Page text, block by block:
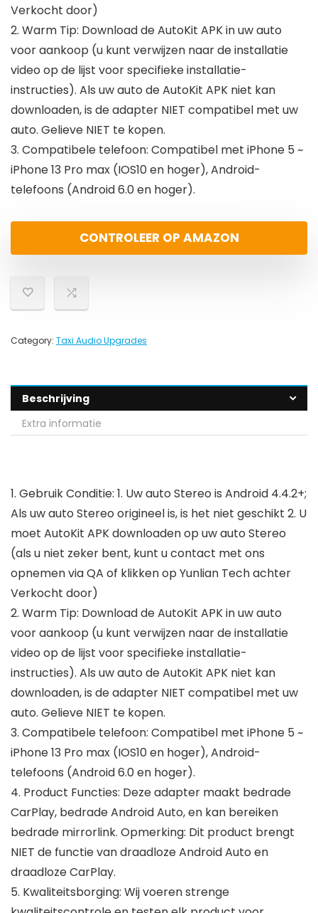
Verkocht door)
2. Warm Tip: Download de AutoKit APK in uw auto
voor aankoop (u kunt verwijzen naar de installatie
video op de lijst voor specifieke installatie-
instructies). Als uw auto de AutoKit APK niet kan
downloaden, is de adapter NIET compatibel met uw
auto. Gelieve NIET te kopen.
3. Compatibele telefoon: Compatibel met iPhone 5 ~
iPhone 13 Pro max (IOS10 en hoger), Android-
telefoons (Android 6.0 en hoger).
CONTROLEER OP AMAZON
Category: Taxi Audio Upgrades
Beschrijving
Extra informatie
1. Gebruik Conditie: 1. Uw auto Stereo is Android 4.4.2+;
Als uw auto Stereo origineel is, is het niet geschikt 2. U
moet AutoKit APK downloaden op uw auto Stereo
(als u niet zeker bent, kunt u contact met ons
opnemen via QA of klikken op Yunlian Tech achter
Verkocht door)
2. Warm Tip: Download de AutoKit APK in uw auto
voor aankoop (u kunt verwijzen naar de installatie
video op de lijst voor specifieke installatie-
instructies). Als uw auto de AutoKit APK niet kan
downloaden, is de adapter NIET compatibel met uw
auto. Gelieve NIET te kopen.
3. Compatibele telefoon: Compatibel met iPhone 5 ~
iPhone 13 Pro max (IOS10 en hoger), Android-
telefoons (Android 6.0 en hoger).
4. Product Functies: Deze adapter maakt bedrade
CarPlay, bedrade Android Auto, en kan bereiken
bedrade mirrorlink. Opmerking: Dit product brengt
NIET de functie van draadloze Android Auto en
draadloze CarPlay.
5. Kwaliteitsborging: Wij voeren strenge